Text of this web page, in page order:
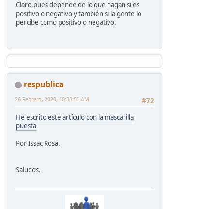
Claro,pues depende de lo que hagan si es
positivo o negativo y también si la gente lo
percibe como positivo o negativo.
respublica
#72
26 Febrero, 2020, 10:33:51 AM
He escrito este artículo con la mascarilla
puesta
Por Issac Rosa.
Saludos.